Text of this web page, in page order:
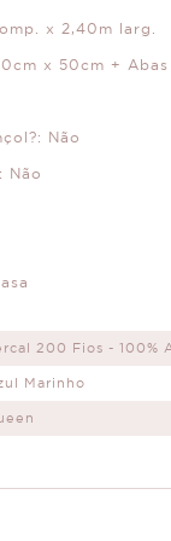
x 2,40m larg.
x 50cm + Abas
Não
Não
200 Fios - 100%
Marinho